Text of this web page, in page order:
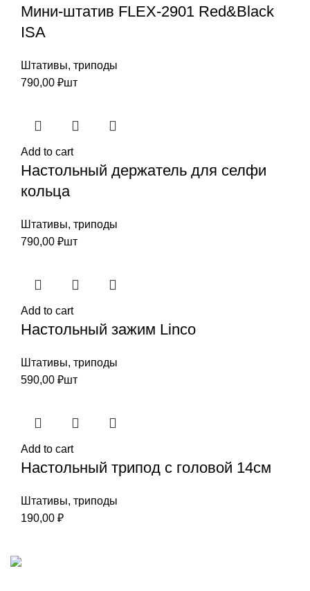
Мини-штатив FLEX-2901 Red&Black
ISA
Штативы, триподы
790,00 ₽шт
Add to cart
Настольный держатель для селфи
кольца
Штативы, триподы
790,00 ₽шт
Add to cart
Настольный зажим Linco
Штативы, триподы
590,00 ₽шт
Add to cart
Настольный трипод с головой 14см
Штативы, триподы
190,00 ₽